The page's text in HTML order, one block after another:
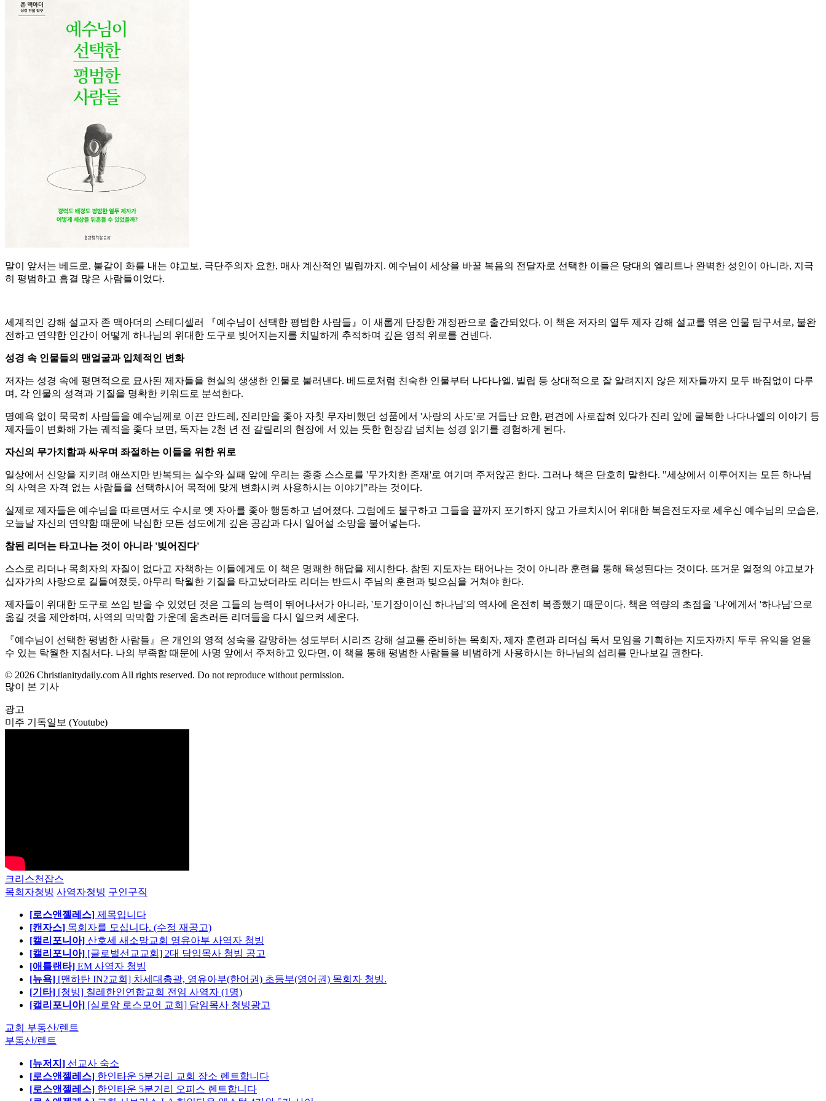
말이 앞서는 베드로, 불같이 화를 내는 야고보, 극단주의자 요한, 매사 계산적인 빌립까지. 예수님이 세상을 바꿀 복음의 전달자로 선택한 이들은 당대의 엘리트나 완벽한 성인이 아니라, 지극
히 평범하고 흠결 많은 사람들이었다.
세계적인 강해 설교자 존 맥아더의 스테디셀러 『예수님이 선택한 평범한 사람들』이 새롭게 단장한 개정판으로 출간되었다. 이 책은 저자의 열두 제자 강해 설교를 엮은 인물 탐구서로, 불완
전하고 연약한 인간이 어떻게 하나님의 위대한 도구로 빚어지는지를 치밀하게 추적하며 깊은 영적 위로를 건넨다.
성경 속 인물들의 맨얼굴과 입체적인 변화
저자는 성경 속에 평면적으로 묘사된 제자들을 현실의 생생한 인물로 불러낸다. 베드로처럼 친숙한 인물부터 나다나엘, 빌립 등 상대적으로 잘 알려지지 않은 제자들까지 모두 빠짐없이 다루
며, 각 인물의 성격과 기질을 명확한 키워드로 분석한다.
명예욕 없이 묵묵히 사람들을 예수님께로 이끈 안드레, 진리만을 좇아 자칫 무자비했던 성품에서 '사랑의 사도'로 거듭난 요한, 편견에 사로잡혀 있다가 진리 앞에 굴복한 나다나엘의 이야기 등
제자들이 변화해 가는 궤적을 좇다 보면, 독자는 2천 년 전 갈릴리의 현장에 서 있는 듯한 현장감 넘치는 성경 읽기를 경험하게 된다.
자신의 무가치함과 싸우며 좌절하는 이들을 위한 위로
일상에서 신앙을 지키려 애쓰지만 반복되는 실수와 실패 앞에 우리는 종종 스스로를 '무가치한 존재'로 여기며 주저앉곤 한다. 그러나 책은 단호히 말한다. "세상에서 이루어지는 모든 하나님
의 사역은 자격 없는 사람들을 선택하시어 목적에 맞게 변화시켜 사용하시는 이야기"라는 것이다.
실제로 제자들은 예수님을 따르면서도 수시로 옛 자아를 좇아 행동하고 넘어졌다. 그럼에도 불구하고 그들을 끝까지 포기하지 않고 가르치시어 위대한 복음전도자로 세우신 예수님의 모습은,
오늘날 자신의 연약함 때문에 낙심한 모든 성도에게 깊은 공감과 다시 일어설 소망을 불어넣는다.
참된 리더는 타고나는 것이 아니라 '빚어진다'
스스로 리더나 목회자의 자질이 없다고 자책하는 이들에게도 이 책은 명쾌한 해답을 제시한다. 참된 지도자는 태어나는 것이 아니라 훈련을 통해 육성된다는 것이다. 뜨거운 열정의 야고보가
십자가의 사랑으로 길들여졌듯, 아무리 탁월한 기질을 타고났더라도 리더는 반드시 주님의 훈련과 빚으심을 거쳐야 한다.
제자들이 위대한 도구로 쓰임 받을 수 있었던 것은 그들의 능력이 뛰어나서가 아니라, '토기장이이신 하나님'의 역사에 온전히 복종했기 때문이다. 책은 역량의 초점을 '나'에게서 '하나님'으로
옮길 것을 제안하며, 사역의 막막함 가운데 움츠러든 리더들을 다시 일으켜 세운다.
『예수님이 선택한 평범한 사람들』은 개인의 영적 성숙을 갈망하는 성도부터 시리즈 강해 설교를 준비하는 목회자, 제자 훈련과 리더십 독서 모임을 기획하는 지도자까지 두루 유익을 얻을
수 있는 탁월한 지침서다. 나의 부족함 때문에 사명 앞에서 주저하고 있다면, 이 책을 통해 평범한 사람들을 비범하게 사용하시는 하나님의 섭리를 만나보길 권한다.
© 2026 Christianitydaily.com All rights reserved. Do not reproduce without permission.
많이 본 기사
광고
미주 기독일보 (Youtube)
크리스천잡스
목회자청빙 사역자청빙 구인구직
[로스앤젤레스] 제목입니다
[캔자스] 목회자를 모십니다. (수정 재공고)
[캘리포니아] 산호세 새소망교회 영유아부 사역자 청빙
[캘리포니아] [글로벌선교교회] 2대 담임목사 청빙 공고
[애틀랜타] EM 사역자 청빙
[뉴욕] [맨하탄 IN2교회] 차세대총괄, 영유아부(한어권) 초등부(영어권) 목회자 청빙.
[기타] [청빙] 칠레한인연합교회 전임 사역자 (1명)
[캘리포니아] [실로암 로스모어 교회] 담임목사 청빙광고
교회 부동산/렌트
부동산/렌트
[뉴저지] 선교사 숙소
[로스앤젤레스] 한인타운 5분거리 교회 장소 렌트합니다
[로스앤젤레스] 한인타운 5분거리 오피스 렌트합니다